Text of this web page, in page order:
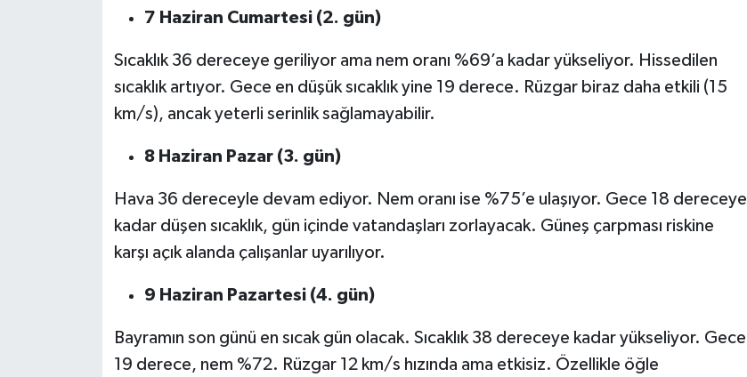
7 Haziran Cumartesi (2. gün)
Sıcaklık 36 dereceye geriliyor ama nem oranı %69’a kadar yükseliyor. Hissedilen
sıcaklık artıyor. Gece en düşük sıcaklık yine 19 derece. Rüzgar biraz daha etkili (15
km/s), ancak yeterli serinlik sağlamayabilir.
8 Haziran Pazar (3. gün)
Hava 36 dereceyle devam ediyor. Nem oranı ise %75’e ulaşıyor. Gece 18 dereceye
kadar düşen sıcaklık, gün içinde vatandaşları zorlayacak. Güneş çarpması riskine
karşı açık alanda çalışanlar uyarılıyor.
9 Haziran Pazartesi (4. gün)
Bayramın son günü en sıcak gün olacak. Sıcaklık 38 dereceye kadar yükseliyor. Gece
19 derece, nem %72. Rüzgar 12 km/s hızında ama etkisiz. Özellikle öğle